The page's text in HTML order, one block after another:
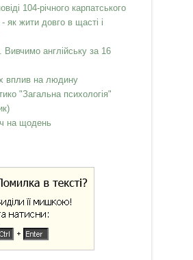
104-річного карпатського
як жити довго в щасті і
Вивчимо англійську за 16
вплив на людину
"Загальна психологія"
на щодень